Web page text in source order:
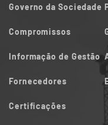
Governo da Sociedade
Compromissos
Informação de Gestão
Fornecedores
Certificações